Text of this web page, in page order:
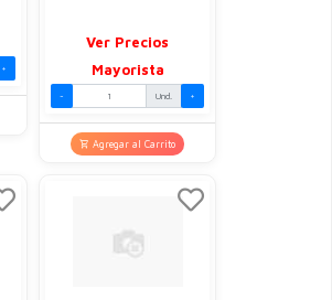
+
Ver Precios
Mayorista
- Und. +
Agregar al Carrito